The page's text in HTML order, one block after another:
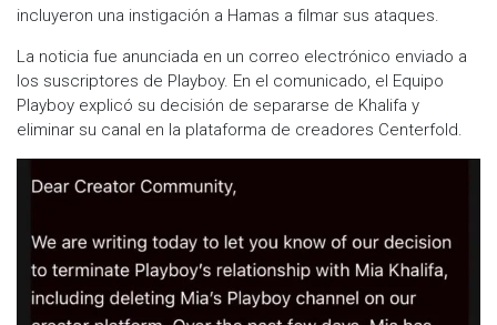
incluyeron una instigación a Hamas a filmar sus ataques.
La noticia fue anunciada en un correo electrónico enviado a
los suscriptores de Playboy. En el comunicado, el Equipo
Playboy explicó su decisión de separarse de Khalifa y
eliminar su canal en la plataforma de creadores Centerfold.